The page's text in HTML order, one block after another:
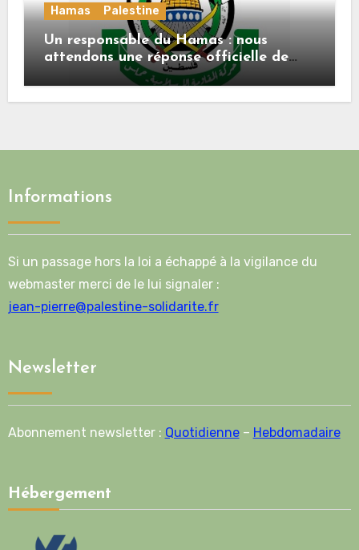
Hamas Palestine
Un responsable du Hamas : nous
attendons une réponse officielle de
Mladenov concernant la feuille de
Informations
Si un passage hors la loi a échappé à la vigilance du
webmaster merci de le lui signaler :
jean-pierre@palestine-solidarite.fr
Newsletter
Abonnement newsletter : Quotidienne– Hebdomadaire
Hébergement